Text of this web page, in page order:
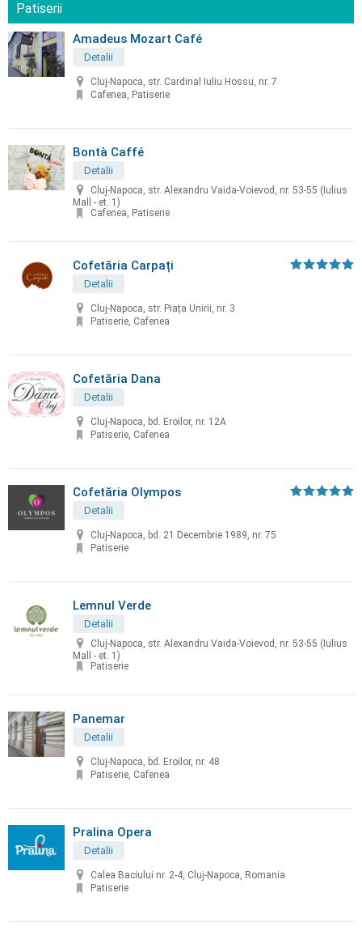
Patiserii
Amadeus Mozart Café
Detalii
Cluj-Napoca, str. Cardinal Iuliu Hossu, nr. 7
Cafenea, Patiserie
Bontà Caffé
Detalii
Cluj-Napoca, str. Alexandru Vaida-Voievod, nr. 53-55 (Iulius
Mall - et. 1)
Cafenea, Patiserie
Cofetăria Carpați
Detalii
Cluj-Napoca, str. Piața Unirii, nr. 3
Patiserie, Cafenea
Cofetăria Dana
Detalii
Cluj-Napoca, bd. Eroilor, nr. 12A
Patiserie, Cafenea
Cofetăria Olympos
Detalii
Cluj-Napoca, bd. 21 Decembrie 1989, nr. 75
Patiserie
Lemnul Verde
Detalii
Cluj-Napoca, str. Alexandru Vaida-Voievod, nr. 53-55 (Iulius
Mall - et. 1)
Patiserie
Panemar
Detalii
Cluj-Napoca, bd. Eroilor, nr. 48
Patiserie, Cafenea
Pralina Opera
Detalii
Calea Baciului nr. 2-4, Cluj-Napoca, Romania
Patiserie